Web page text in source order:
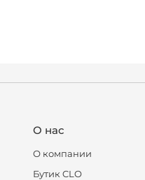
О нас
О компании
Бутик CLO